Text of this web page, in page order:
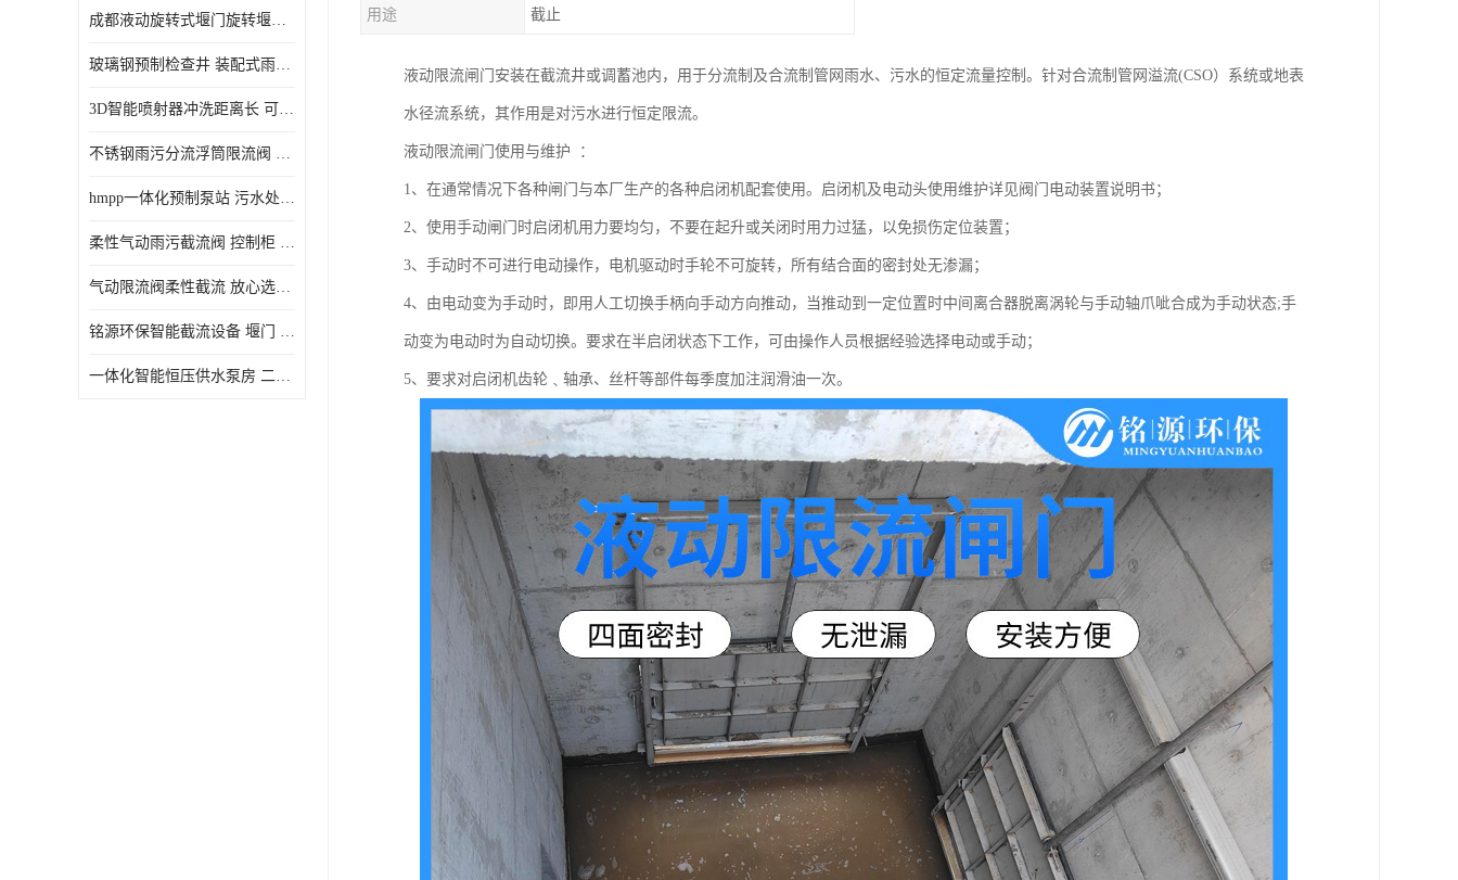
智能一体化净水设备
成都液动旋转式堰门旋转堰门 自动控制 SUS304
玻璃钢预制检查井 装配式雨水污水井 初期弃流井 源头厂家
3D智能喷射器冲洗距离长 可270度旋转 高强度水压远距离喷洗
不锈钢雨污分流浮筒限流阀 DN150-DN1000 品质可信
hmpp一体化预制泵站 污水处理系统 乡镇学校市政排水 厂家供应
柔性气动雨污截流阀 控制柜 远程控制安全性高检修方便
气动限流阀柔性截流 放心选购 控源截污铭源环保
铭源环保智能截流设备 堰门 铸铁调节闸门作用 源头商家 可定制
一体化智能恒压供水泵房 二次加压供水设备户外智慧泵房
用途 截止
液动限流闸门安装在截流井或调蓄池内，用于分流制及合流制管网雨水、污水的恒定流量控制。针对合流制管网溢流(CSO）系统或地表
水径流系统，其作用是对污水进行恒定限流。
液动限流闸门使用与维护 ：
1、在通常情况下各种闸门与本厂生产的各种启闭机配套使用。启闭机及电动头使用维护详见阀门电动装置说明书；
2、使用手动闸门时启闭机用力要均匀，不要在起升或关闭时用力过猛，以免损伤定位装置；
3、手动时不可进行电动操作，电机驱动时手轮不可旋转，所有结合面的密封处无渗漏；
4、由电动变为手动时，即用人工切换手柄向手动方向推动，当推动到一定位置时中间离合器脱离涡轮与手动轴爪呲合成为手动状态;手
动变为电动时为自动切换。要求在半启闭状态下工作，可由操作人员根据经验选择电动或手动；
5、要求对启闭机齿轮﹑轴承、丝杆等部件每季度加注润滑油一次。